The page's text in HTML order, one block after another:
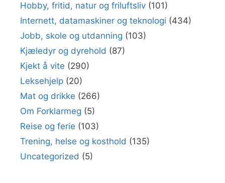
Hobby, fritid, natur og friluftsliv (101)
Internett, datamaskiner og teknologi (434)
Jobb, skole og utdanning (103)
Kjæledyr og dyrehold (87)
Kjekt å vite (290)
Leksehjelp (20)
Mat og drikke (266)
Om Forklarmeg (5)
Reise og ferie (103)
Trening, helse og kosthold (135)
Uncategorized (5)